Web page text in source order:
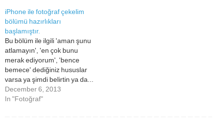
iPhone ile fotoğraf çekelim
bölümü hazırlıkları
başlamıştır.
Bu bölüm ile ilgili 'aman şunu
atlamayın', 'en çok bunu
merak ediyorum', 'bence
bemece' dediğiniz hususlar
varsa ya şimdi belirtin ya da...
sonradan niye şunu atladın
diye mesaj atın… Post by
December 6, 2013
In "Fotoğraf"